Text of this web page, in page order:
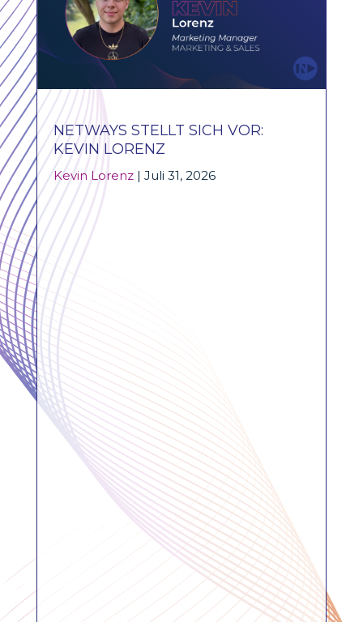
NETWAYS STELLT SICH VOR:
KEVIN LORENZ
Kevin Lorenz | Juli 31, 2026